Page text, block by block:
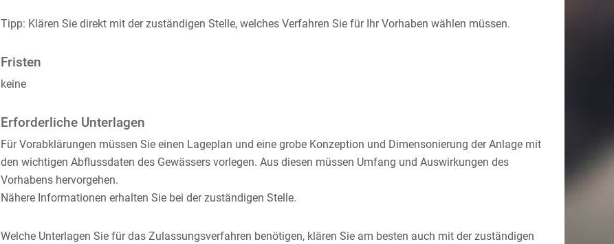
Tipp: Klären Sie direkt mit der zuständigen Stelle, welches Verfahren Sie für Ihr Vorhaben wählen müssen.
Fristen
keine
Erforderliche Unterlagen
Für Vorabklärungen müssen Sie einen Lageplan und eine grobe Konzeption und Dimensonierung der Anlage mit
den wichtigen Abflussdaten des Gewässers vorlegen. Aus diesen müssen Umfang und Auswirkungen des
Vorhabens hervorgehen.
Nähere Informationen erhalten Sie bei der zuständigen Stelle.
Welche Unterlagen Sie für das Zulassungsverfahren benötigen, klären Sie am besten auch mit der zuständigen